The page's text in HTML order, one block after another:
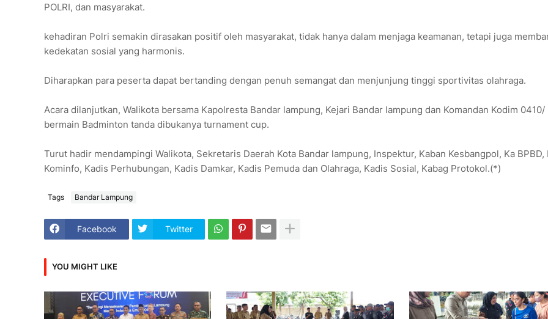
POLRI, dan masyarakat.
kehadiran Polri semakin dirasakan positif oleh masyarakat, tidak hanya dalam menjaga keamanan, tetapi juga
kedekatan sosial yang harmonis.
Diharapkan para peserta dapat bertanding dengan penuh semangat dan menjunjung tinggi sportivitas olahraga.
Acara dilanjutkan, Walikota bersama Kapolresta Bandar lampung, Kejari Bandar lampung dan Komandan Kodim 0410/
bermain Badminton tanda dibukanya turnament cup.
Turut hadir mendampingi Walikota, Sekretaris Daerah Kota Bandar lampung, Inspektur, Kaban Kesbangpol, Ka BPBD,
Kominfo, Kadis Perhubungan, Kadis Damkar, Kadis Pemuda dan Olahraga, Kadis Sosial, Kabag Protokol.(*)
Tags Bandar Lampung
Facebook Twitter
YOU MIGHT LIKE